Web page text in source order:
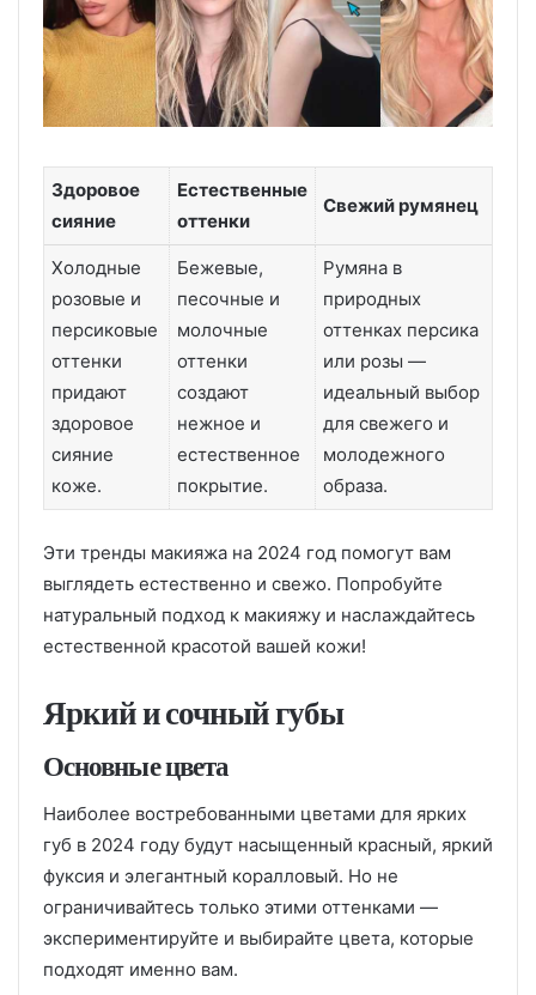
Здоровое
сияние
Естественные
оттенки
Свежий румянец
Холодные
розовые и
персиковые
оттенки
придают
здоровое
сияние
коже.
Бежевые,
песочные и
молочные
оттенки
создают
нежное и
естественное
покрытие.
Румяна в
природных
оттенках персика
или розы —
идеальный выбор
для свежего и
молодежного
образа.
Эти тренды макияжа на 2024 год помогут вам
выглядеть естественно и свежо. Попробуйте
натуральный подход к макияжу и наслаждайтесь
естественной красотой вашей кожи!
Яркий и сочный губы
Основные цвета
Наиболее востребованными цветами для ярких
губ в 2024 году будут насыщенный красный, яркий
фуксия и элегантный коралловый. Но не
ограничивайтесь только этими оттенками —
экспериментируйте и выбирайте цвета, которые
подходят именно вам.